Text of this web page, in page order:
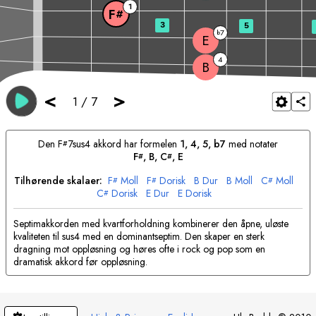
< 1 / 7 >
B 4
E b7
F# 1
3 5
DenF#7sus4 akkord har formelen 1, 4, 5, b7med notater
F#, B, C#, E
Tilhørende skalaer: F# Moll F# Dorisk B Dur B Moll C# Moll
C# Dorisk E Dur E Dorisk
Septimakkorden med kvartforholdning kombinerer den åpne, uløste
kvaliteten til sus4 med en dominantseptim. Den skaper en sterk
dragning mot oppløsning og høres ofte i rock og pop som en
dramatisk akkord før oppløsning.